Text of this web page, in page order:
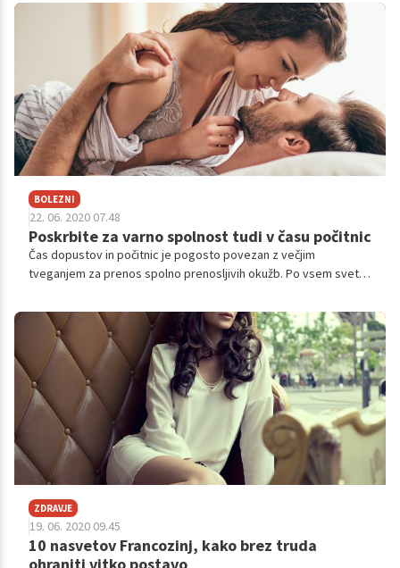
težje pristanejo na človeškem telesu, da bi se na njem hranili.
BOLEZNI
22. 06. 2020 07.48
Poskrbite za varno spolnost tudi v času počitnic
Čas dopustov in počitnic je pogosto povezan z večjim
tveganjem za prenos spolno prenosljivih okužb. Po vsem svetu
okužb, kot so HIV, virusni hepatitisi, gonoreja, sifilis, humani
papiloma virusi, klamidijske okužbe in druge, so opozorili na
Nacionalnem inštitutu za javno zdravje (NIJZ).
ZDRAVJE
19. 06. 2020 09.45
10 nasvetov Francozinj, kako brez truda